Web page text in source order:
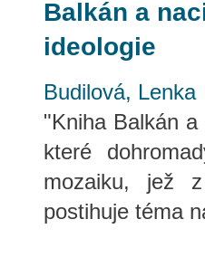
Balkán a
ideologie
Budilová, Lenka
"Kniha Balkán
které
mozaiku, jež
postihuje téma